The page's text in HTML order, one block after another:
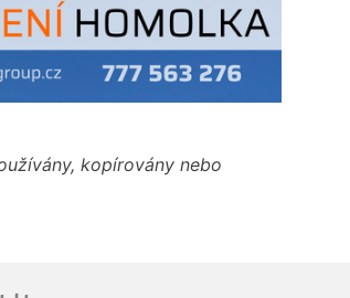
kopírovány nebo